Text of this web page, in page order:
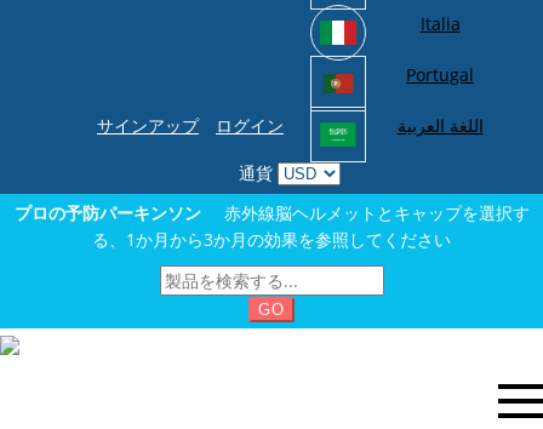
サインアップ ログイン
Italia
Portugal
اللغة العربية
通貨
プロの予防パーキンソン
赤外線脳ヘルメットとキャップを選択す
る、1か月から3か月の効果を参照してください
GO